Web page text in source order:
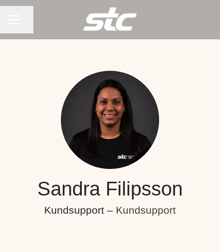
Sandra Filipsson
Kundsupport – Kundsupport